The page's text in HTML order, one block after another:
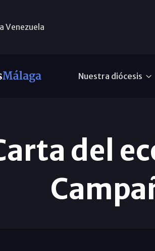
Venezuela
Nuestra diócesis
del